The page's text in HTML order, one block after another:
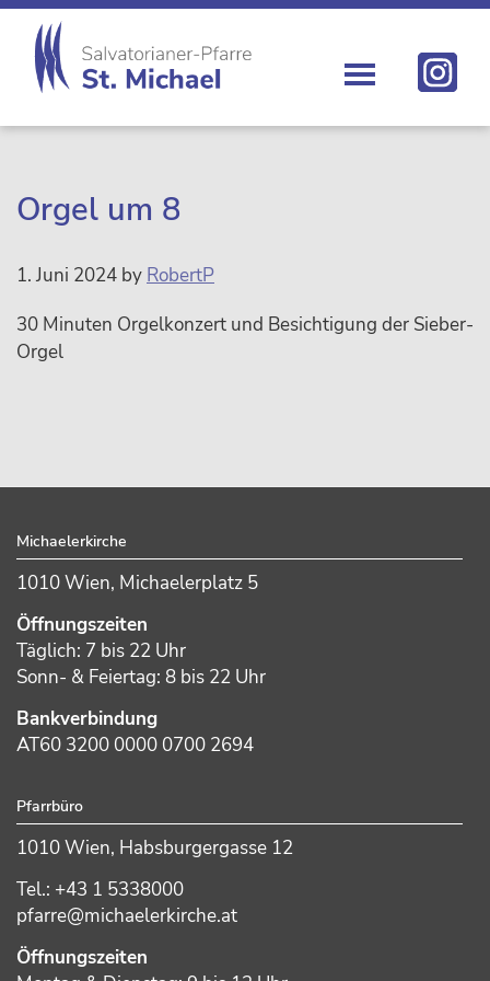
Zur
Hauptnavigation
springen
Skip
main
content
Zur
Hauptsidebar
springen
Zur
Fußzeile
springen
Michael
Michaelerkirche
Wiens
Orgel um 8
1. Juni 2024 by RobertP
30 Minuten Orgelkonzert und Besichtigung der Sieber-
Orgel
Michaelerkirche
1010 Wien, Michaelerplatz 5
Öffnungszeiten
Täglich: 7 bis 22 Uhr
Sonn- & Feiertag: 8 bis 22 Uhr
Bankverbindung
AT60 3200 0000 0700 2694
Pfarrbüro
1010 Wien, Habsburgergasse 12
Tel.: +43 1 5338000
pfarre@michaelerkirche.at
Öffnungszeiten